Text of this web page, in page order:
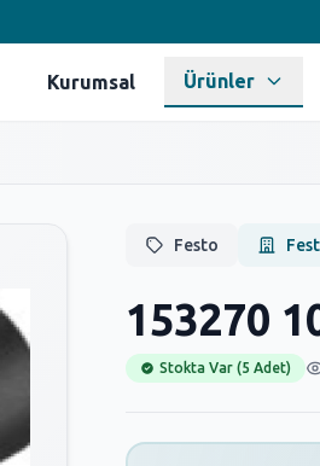
Kurumsal Ürünler
Festo
153270
Stokta Var (5 Adet)